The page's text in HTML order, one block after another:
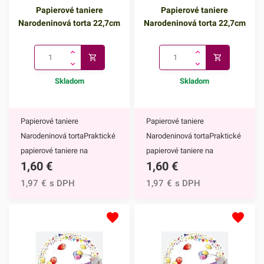
tematickým potlačiam viete
zladiť všetky doplnky.Tanier
balenie obsahuje 8 kusov
tanierov.Odporúčame Vám
prezrieť si aj ostatné párty
Papierové taniere
Narodeninová torta 22,7cm
Skladom
Papierové taniere
Narodeninová tortaPraktické
papierové taniere na
jednorázové použitie. Vďaka
ich krásnemu motívu
párty.Papierové taniere majú
nepochybne mnoho výhod,
1,60 €
1,97 € s DPH
Papierové taniere
Narodeninová torta 22,7cm
Skladom
Papierové taniere
Narodeninová tortaPraktické
papierové taniere na
jednorázové použitie. Vďaka
ich krásnemu motívu
párty.Papierové taniere majú
nepochybne mnoho výhod,
1,60 €
1,97 € s DPH